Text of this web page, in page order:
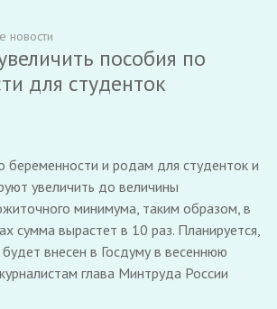
новости
пособия по
для студенток
беременности и родам для студенток и
увеличить до величины
минимума, таким образом, в
сумма вырастет в 10 раз. Планируется,
внесен в Госдуму в весеннюю
глава Минтруда России